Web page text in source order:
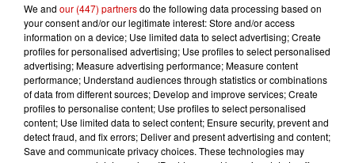
Gagnez vos entrées pour le
Musée du Sport Automobile au
Mans !
We and our (447) partnersdo the following data processing based on
your consent and/or our legitimate interest: Store and/or access
information on a device; Use limited data to select advertising; Create
profiles for personalised advertising; Use profiles to select personalised
advertising; Measure advertising performance; Measure content
performance; Understand audiences through statistics or combinations
of data from different sources; Develop and improve services; Create
profiles to personalise content; Use profiles to select personalised
content; Use limited data to select content; Ensure security, prevent and
detect fraud, and fix errors; Deliver and present advertising and content;
Save and communicate privacy choices. These technologies may